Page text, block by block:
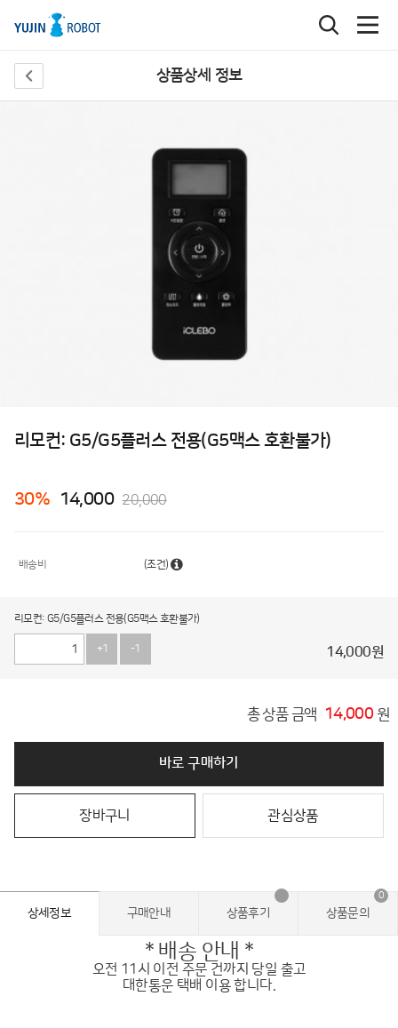
상품상세 정보
리모컨: G5/G5플러스 전용(G5맥스 호환불가)
30% 14,000 20,000
배송비 (조건)
리모컨: G5/G5플러스 전용(G5맥스 호환불가)
+1 -1 14,000원
총 상품 금액 14,000 원
바로 구매하기
장바구니 관심상품
상세정보 구매안내 상품후기 상품문의
0
* 배송 안내 *
오전 11시 이전 주문 건까지 당일 출고
대한통운 택배 이용 합니다.